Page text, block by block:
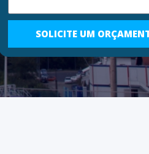
SOLICITE UM